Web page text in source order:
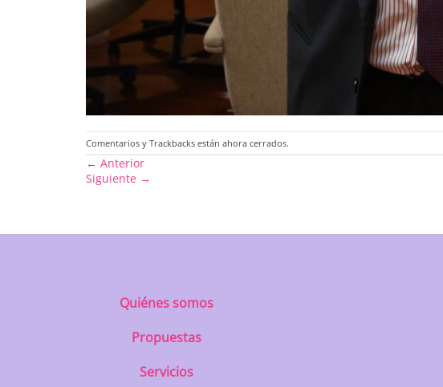
Comentarios y Trackbacks están ahora cerrados.
← Anterior
Siguiente →
Quiénes somos
Propuestas
Servicios